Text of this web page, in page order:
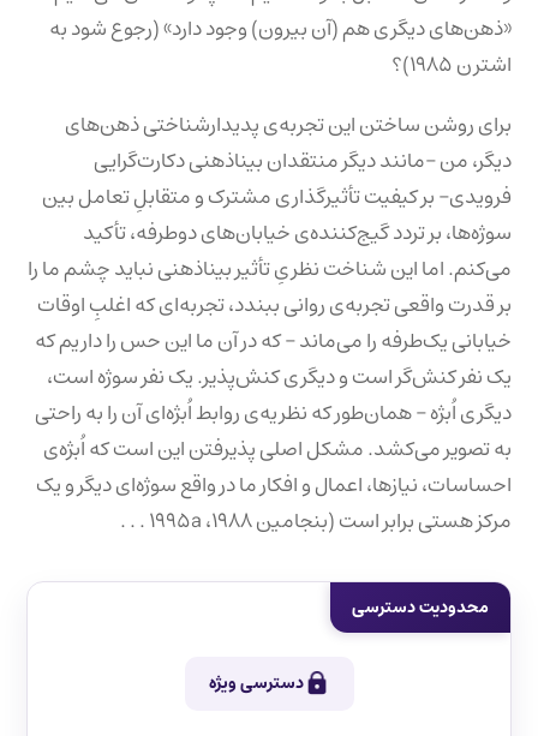
«ذهن‌های دیگری هم (آن بیرون) وجود دارد» (رجوع شود به
اشترن ۱۹۸۵)؟
برای روشن ساختن این تجربه‌ی پدیدار‌شناختی ذهن‌های
دیگر، من –مانند دیگر منتقدان بیناذهنی دکارت‌گرایی
فرویدی– بر کیفیت تأثیرگذاری مشترک و متقابلِ تعامل بین
سوژه‌ها، بر تردد گیج‌کننده‌ی خیابان‌های دوطرفه، تأکید
می‌کنم. اما این شناخت نظریِ تأثیر بیناذهنی نباید چشم ما را
بر قدرت واقعی تجربه‌ی روانی ببندد، تجربه‌ای که اغلبِ اوقات
خیابانی یک‌طرفه را می‌ماند – که در آن ما این حس را داریم که
یک نفر کنش‌گر است و دیگری کنش‌پذیر. یک نفر سوژه است،
دیگری اُبژه – همان‌طور که نظریه‌ی روابط اُبژه‌ای آن را به راحتی
به تصویر می‌کشد. مشکل اصلی پذیرفتن این است که اُبژه‌ی
احساسات، نیازها، اعمال و افکار ما در واقع سوژه‌ای دیگر و یک
مرکز هستی برابر است (بنجامین ۱۹۸۸، ۱۹۹۵a . . .
محدودیت دسترسی
دسترسی ویژه